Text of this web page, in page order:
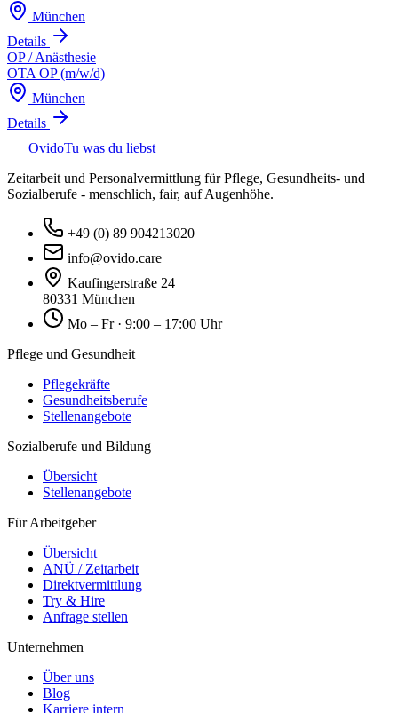
München
Details
OP / Anästhesie
OTA OP (m/w/d)
München
Details
OvidoTu was du liebst
Zeitarbeit und Personalvermittlung für Pflege, Gesundheits- und
Sozialberufe - menschlich, fair, auf Augenhöhe.
+49 (0) 89 904213020
info@ovido.care
Kaufingerstraße 24
80331 München
Mo – Fr · 9:00 – 17:00 Uhr
Pflege und Gesundheit
Pflegekräfte
Gesundheitsberufe
Stellenangebote
Sozialberufe und Bildung
Übersicht
Stellenangebote
Für Arbeitgeber
Übersicht
ANÜ / Zeitarbeit
Direktvermittlung
Try & Hire
Anfrage stellen
Unternehmen
Über uns
Blog
Karriere intern